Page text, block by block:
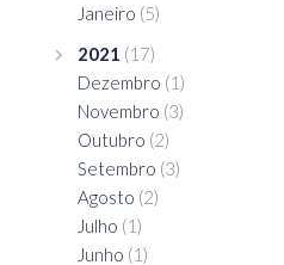
Janeiro (5)
2021 (17)
Dezembro (1)
Novembro (3)
Outubro (2)
Setembro (3)
Agosto (2)
Julho (1)
Junho (1)